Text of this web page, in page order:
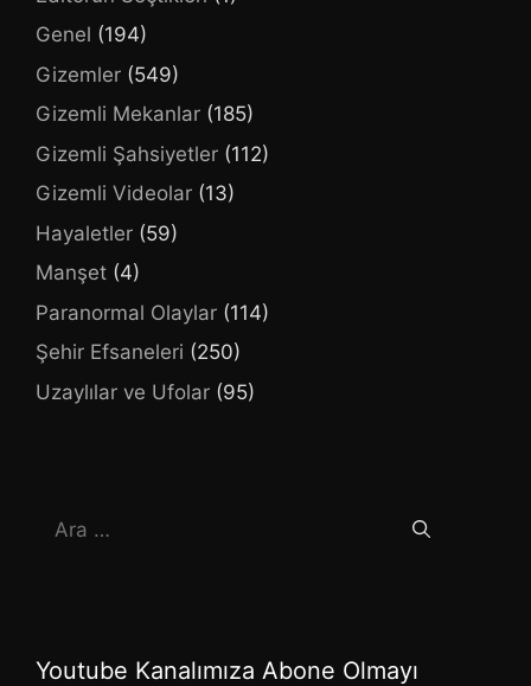
Genel (194)
Gizemler (549)
Gizemli Mekanlar (185)
Gizemli Şahsiyetler (112)
Gizemli Videolar (13)
Hayaletler (59)
Manşet (4)
Paranormal Olaylar (114)
Şehir Efsaneleri (250)
Uzaylılar ve Ufolar (95)
ara
Youtube Kanalımıza Abone Olmayı